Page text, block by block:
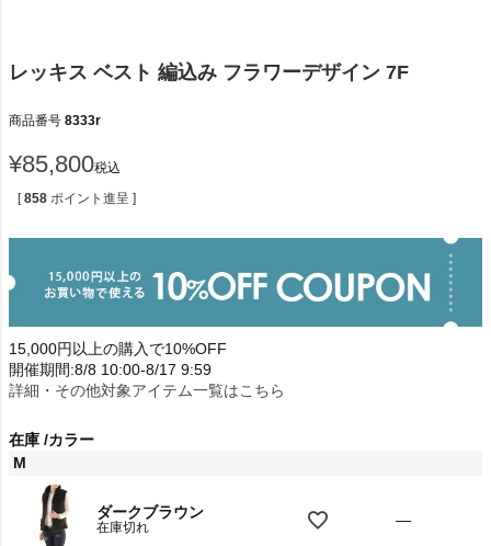
レッキス ベスト 編込み フラワーデザイン 7F
商品番号 8333r
¥85,800税込
[ 858 ポイント進呈 ]
15,000円以上の購入で10%OFF
開催期間:8/8 10:00-8/17 9:59
詳細・その他対象アイテム一覧はこちら
在庫 カラー
M
ダークブラウン
在庫切れ —